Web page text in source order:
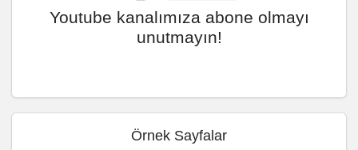
Youtube kanalımıza abone olmayı
unutmayın!
Örnek Sayfalar